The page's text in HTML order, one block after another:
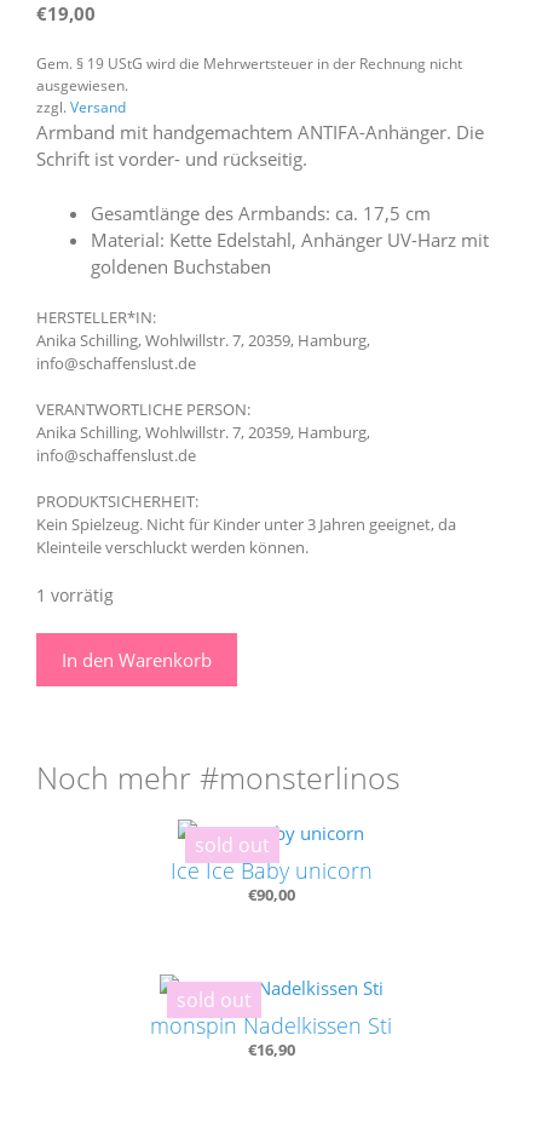
€19,00
Gem. § 19 UStG wird die Mehrwertsteuer in der Rechnung nicht
ausgewiesen.
zzgl. Versand
Armband mit handgemachtem ANTIFA-Anhänger. Die
Schrift ist vorder- und rückseitig.
Gesamtlänge des Armbands: ca. 17,5 cm
Material: Kette Edelstahl, Anhänger UV-Harz mit
goldenen Buchstaben
HERSTELLER*IN:
Anika Schilling, Wohlwillstr. 7, 20359, Hamburg,
info@schaffenslust.de
VERANTWORTLICHE PERSON:
Anika Schilling, Wohlwillstr. 7, 20359, Hamburg,
info@schaffenslust.de
PRODUKTSICHERHEIT:
Kein Spielzeug. Nicht für Kinder unter 3 Jahren geeignet, da
Kleinteile verschluckt werden können.
1 vorrätig
F
In den Warenkorb
Noch mehr #monsterlinos
sold out
Ice Ice Baby unicorn
€90,00
sold out
monspin Nadelkissen Sti
€16,90